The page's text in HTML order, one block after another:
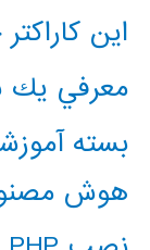
این کاراکتر
معرفي يك
بسته
هوش